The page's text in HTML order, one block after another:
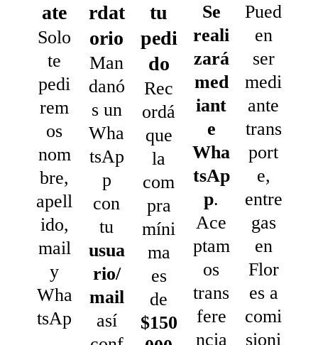
ate
Solo
te
pedi
rem
os
nom
bre,
apell
ido,
mail
y
Wha
tsAp
rdat
orio
Man
danó
s un
Wha
tsAp
p
con
tu
usua
rio/
mail
así
tu
pedi
do
Rec
ordá
que
la
com
pra
míni
ma
es
de
$150
Se
reali
zará
med
iant
e
Wha
tsAp
p.
Ace
ptam
os
trans
fere
ncia
Pued
en
ser
medi
ante
trans
port
e,
entre
gas
en
Flor
es a
comi
sioni